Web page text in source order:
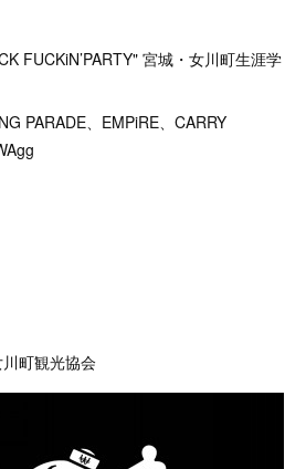
FUCKiN’PARTY" 宮城・女川町生涯学
PARADE、EMPiRE、CARRY
町観光協会